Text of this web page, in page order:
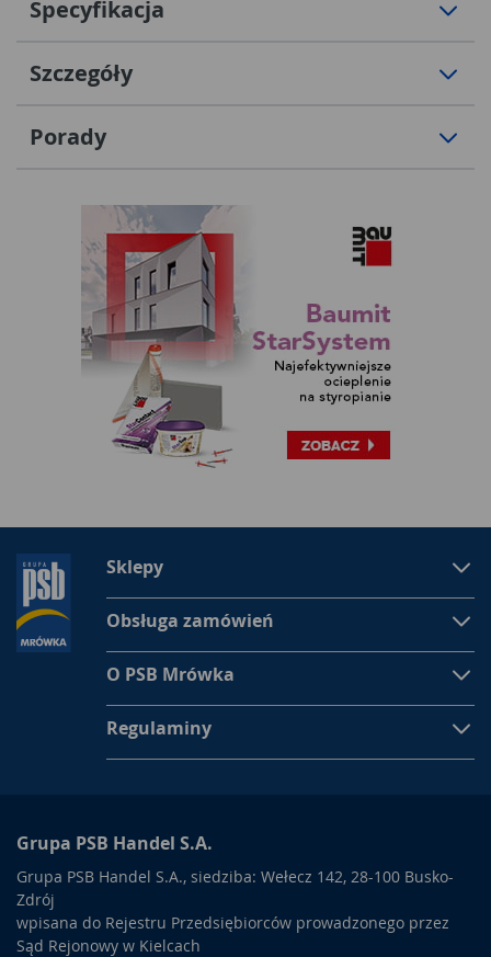
Specyfikacja
Szczegóły
Porady
Sklepy
Obsługa zamówień
O PSB Mrówka
Regulaminy
Grupa PSB Handel S.A.
Grupa PSB Handel S.A., siedziba: Wełecz 142, 28-100 Busko-
Zdrój
wpisana do Rejestru Przedsiębiorców prowadzonego przez
Sąd Rejonowy w Kielcach